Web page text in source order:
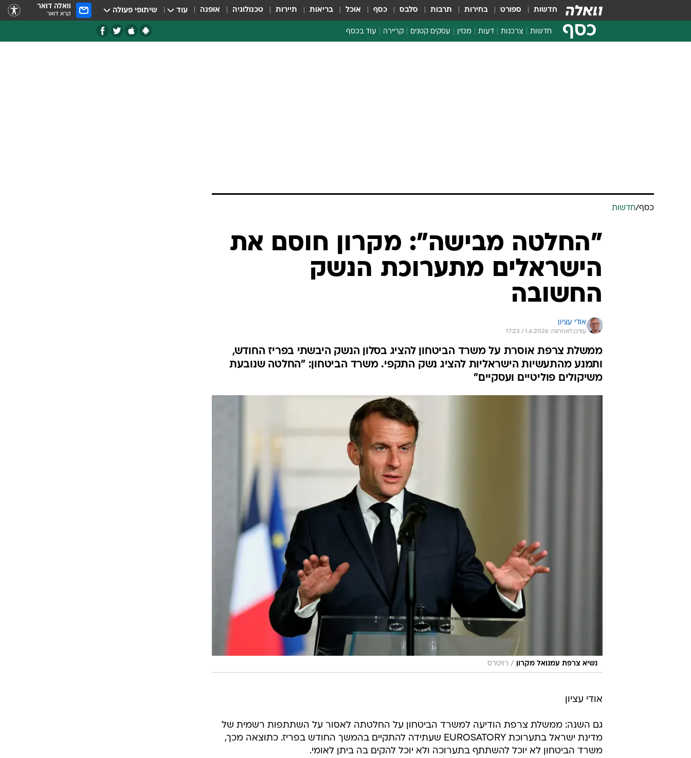
חדשות ספורט בחירות תרבות סלבס כסף אוכל בריאות תיירות טכנולוגיה אופנה עוד שיתופי פעולה וואלה דואר
קרא דואר
כסף חדשות צרכנות דעות מגזין עסקים קטנים קריירה עוד בכסף
כסף/חדשות
"החלטה מבישה": מקרון חוסם את
הישראלים מתערוכת הנשק
החשובה
אודי עציון
עודכן לאחרונה: 1.6.2026 / 17:23
ממשלת צרפת אוסרת על משרד הביטחון להציג בסלון הנשק היבשתי בפריז החודש,
ותמנע מהתעשיות הישראליות להציג נשק התקפי. משרד הביטחון: "החלטה שנובעת
משיקולים פוליטיים ועסקיים"
נשיא צרפת עמנואל מקרון / רויטרס
אודי עציון
גם השנה: ממשלת צרפת הודיעה למשרד הביטחון על החלטתה לאסור על השתתפות רשמית של
מדינת ישראל בתערוכת EUROSATORY שעתידה להתקיים בהמשך החודש בפריז. כתוצאה מכך,
משרד הביטחון לא יוכל להשתתף בתערוכה ולא יוכל להקים בה ביתן לאומי.